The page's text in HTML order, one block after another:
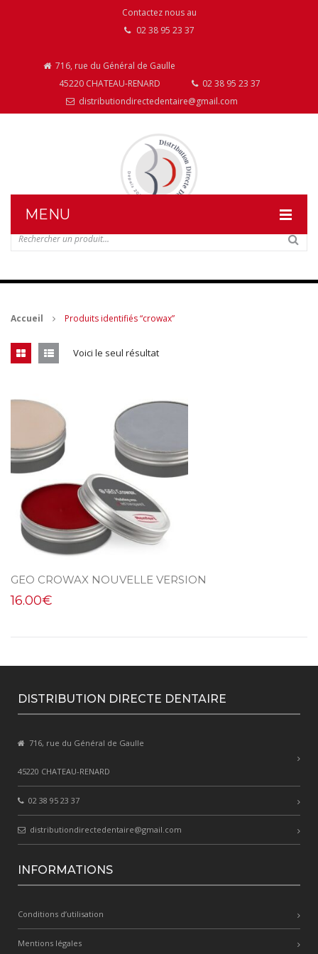
Contactez nous au
02 38 95 23 37
716, rue du Général de Gaulle
45220 CHATEAU-RENARD
02 38 95 23 37
distributiondirectedentaire@gmail.com
MENU
NOS PRODUITS
MES ACHATS
Mon compte
Accueil Produits identifiés “crowax”
Voici le seul résultat
GEO CROWAX NOUVELLE VERSION
16.00€
DISTRIBUTION DIRECTE DENTAIRE
716, rue du Général de Gaulle
45220 CHATEAU-RENARD
02 38 95 23 37
distributiondirectedentaire@gmail.com
INFORMATIONS
Conditions d’utilisation
Mentions légales